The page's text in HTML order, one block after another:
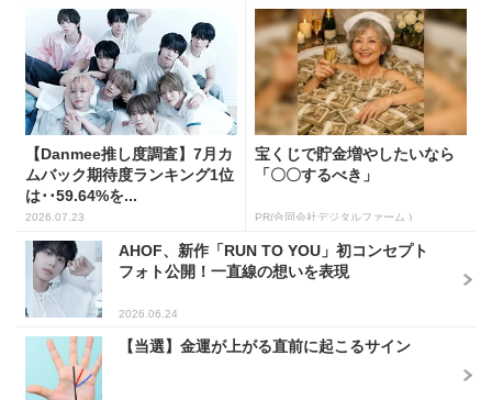
【Danmee推し度調査】7月カ
ムバック期待度ランキング1位
は･･59.64%を...
2026.07.23
宝くじで貯金増やしたいなら
「〇〇するべき」
PR(合同会社デジタルファーム )
AHOF、新作「RUN TO YOU」初コンセプト
フォト公開！一直線の想いを表現
2026.06.24
【当選】金運が上がる直前に起こるサイン